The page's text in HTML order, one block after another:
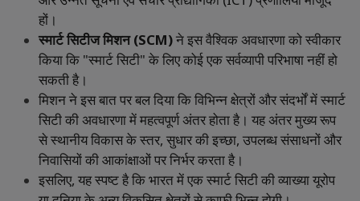
हों।
स्मार्टसिटीजमिशन(SCM)नेइसवैश्विकअवधारणाकोस्वीकार
कियाकि "स्मार्टसिटी" केलिएकोईएकसर्वव्यापीपरिभाषानहींहो
सकतीहै।
मिशननेइसबातपरबलदियाकिविभिन्नक्षेत्रोंऔरसंदर्भोंमेंस्मार्ट
सिटीकीअवधारणामेंमहत्वपूर्णअंतरहोताहै। यहअंतरमुख्यरूप
सेस्थानीयविकासकेस्तर, सुधारकीइच्छा, उपलब्धसंसाधनोंऔर
निवासियोंकीआकांक्षाओंपरनिर्भरकरताहै।
इसलिए, यहस्पष्टहैकिभारतमेंएकस्मार्टसिटीकीव्याख्यायूरोप